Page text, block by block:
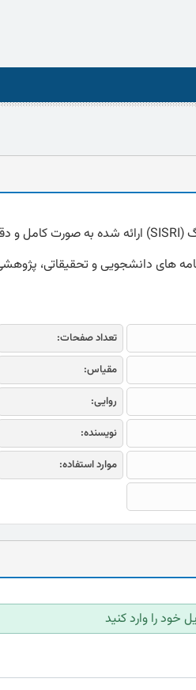
های دانشجویی و تحقیقاتی، پژوهشی
تعداد صفحات:
مقیاس:
روایی:
نویسنده:
موارد استفاده:
خود را وارد کنید